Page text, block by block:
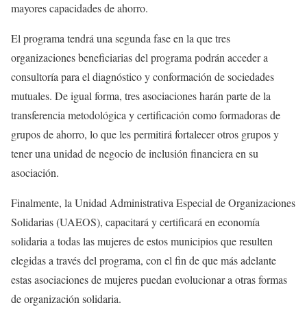
mayores capacidades de ahorro.
El programa tendrá una segunda fase en la que tres
organizaciones beneficiarias del programa podrán acceder a
consultoría para el diagnóstico y conformación de sociedades
mutuales. De igual forma, tres asociaciones harán parte de la
transferencia metodológica y certificación como formadoras de
grupos de ahorro, lo que les permitirá fortalecer otros grupos y
tener una unidad de negocio de inclusión financiera en su
asociación.
Finalmente, la Unidad Administrativa Especial de Organizaciones
Solidarias (UAEOS), capacitará y certificará en economía
solidaria a todas las mujeres de estos municipios que resulten
elegidas a través del programa, con el fin de que más adelante
estas asociaciones de mujeres puedan evolucionar a otras formas
de organización solidaria.